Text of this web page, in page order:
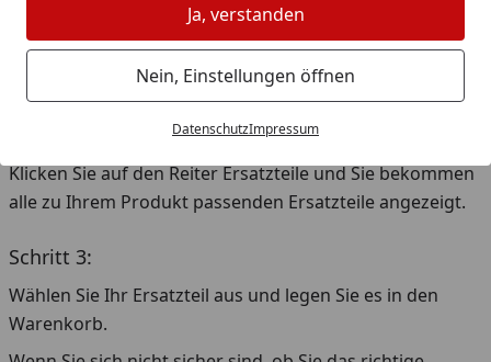
Ja, verstanden
Nein, Einstellungen öffnen
DatenschutzImpressum
Geben Sie dieSeriennummerIhres Weber Grills in die
Seriennummer-Suche ein (Klicken Sie hier)
Klicken Sie auf den Reiter Ersatzteile und Sie bekommen
alle zu Ihrem Produkt passenden Ersatzteile angezeigt.
Schritt 3:
Wählen Sie Ihr Ersatzteil aus und legen Sie es in den
Warenkorb.